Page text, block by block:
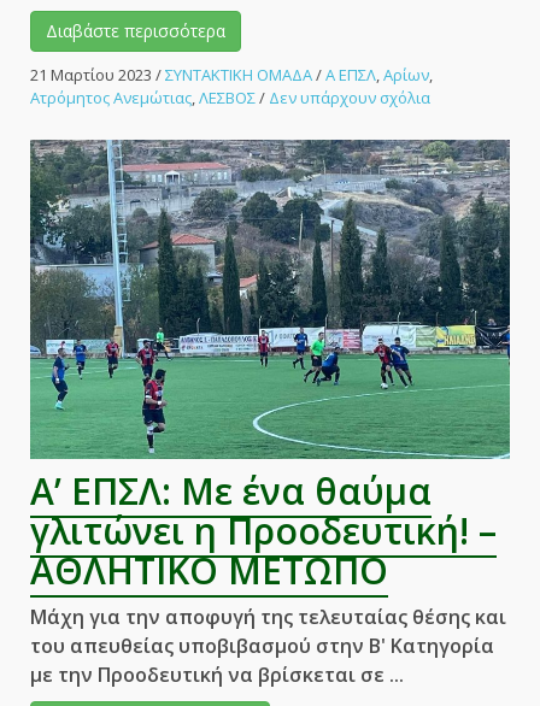
Διαβάστε περισσότερα
21 Μαρτίου 2023 /ΣΥΝΤΑΚΤΙΚΗ ΟΜΑΔΑ/Α ΕΠΣΛ,Αρίων,
Ατρόμητος Ανεμώτιας,ΛΕΣΒΟΣ/ Δεν υπάρχουν σχόλιαστο
Μ.
–
Ατρόμητος
Αν.
4-
1
(Highlights)|
ΑΘΛΗΤΙΚΟ
ΜΕΤΩΠΟ
Α’ ΕΠΣΛ: Με ένα θαύμα
γλιτώνει η Προοδευτική! –
ΑΘΛΗΤΙΚΟ ΜΕΤΩΠΟ
Μάχη για την αποφυγή της τελευταίας θέσης και
του απευθείας υποβιβασμού στην B' Κατηγορία
με την Προοδευτική να βρίσκεται σε ...